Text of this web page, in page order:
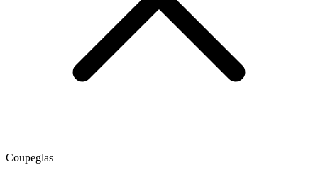
Coupeglas